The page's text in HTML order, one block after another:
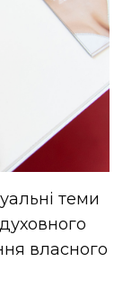
теми
власного